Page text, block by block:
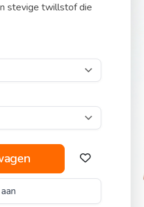
stevige twillstof die